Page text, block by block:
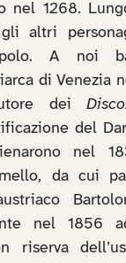
nel 1268.
gli altri
A noi
di Venezia
dei
del
nel
da cui
nel 1856
riserva